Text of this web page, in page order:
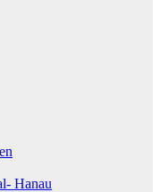
Hanau